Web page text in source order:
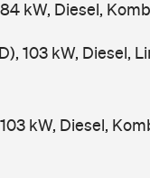
kW, Diesel,
103 kW, Diesel,
kW, Diesel,